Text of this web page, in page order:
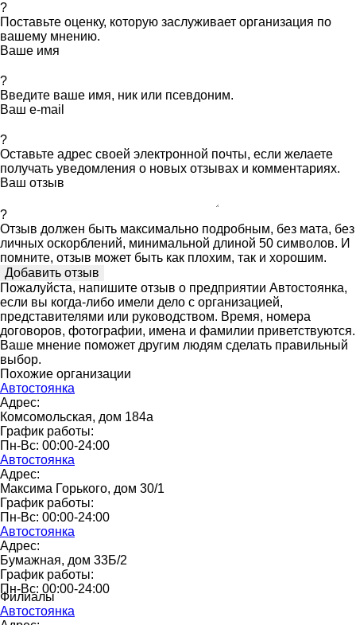
?
Поставьте оценку, которую заслуживает организация по
вашему мнению.
Ваше имя
?
Введите ваше имя, ник или псевдоним.
Ваш e-mail
?
Оставьте адрес своей электронной почты, если желаете
получать уведомления о новых отзывах и комментариях.
Ваш отзыв
?
Отзыв должен быть максимально подробным, без мата, без
личных оскорблений, минимальной длиной 50 символов. И
помните, отзыв может быть как плохим, так и хорошим.
Пожалуйста, напишите отзыв о предприятии Автостоянка,
если вы когда-либо имели дело с организацией,
представителями или руководством. Время, номера
договоров, фотографии, имена и фамилии приветствуются.
Ваше мнение поможет другим людям сделать правильный
выбор.
Похожие организации
Автостоянка
Адрес:
Комсомольская, дом 184а
График работы:
Пн-Вс: 00:00-24:00
Автостоянка
Адрес:
Максима Горького, дом 30/1
График работы:
Пн-Вс: 00:00-24:00
Автостоянка
Адрес:
Бумажная, дом 33Б/2
График работы:
Пн-Вс: 00:00-24:00
Филиалы
Автостоянка